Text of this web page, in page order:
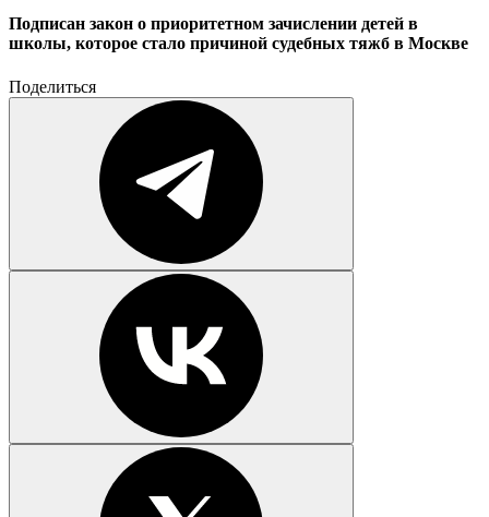
Подписан закон о приоритетном зачислении детей в
школы, которое стало причиной судебных тяжб в Москве
Поделиться